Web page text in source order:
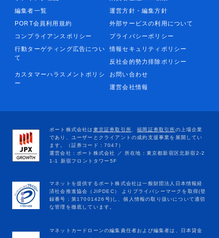
編集者一覧
運営方針・編集方針
PORT会員利用規約
外部サービスの利用について
コンプライアンスポリシー
プライバシーポリシー
行動ターゲティング広告につい
て
情報セキュリティポリシー
反社会的勢力排除ポリシー
カスタマーハラスメントポリシ
ー
お問い合わせ
運営会社情報
マネットカードローンの編集責任者および編集者は、日本貸金